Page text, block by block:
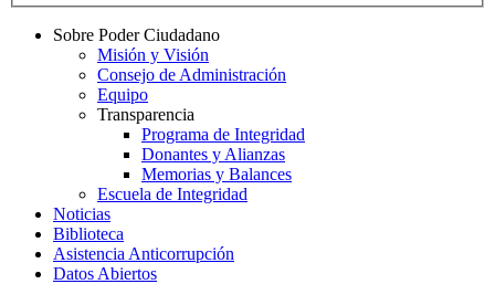
Sobre Poder Ciudadano
Misión y Visión
Consejo de Administración
Equipo
Transparencia
Programa de Integridad
Donantes y Alianzas
Memorias y Balances
Escuela de Integridad
Noticias
Biblioteca
Asistencia Anticorrupción
Datos Abiertos